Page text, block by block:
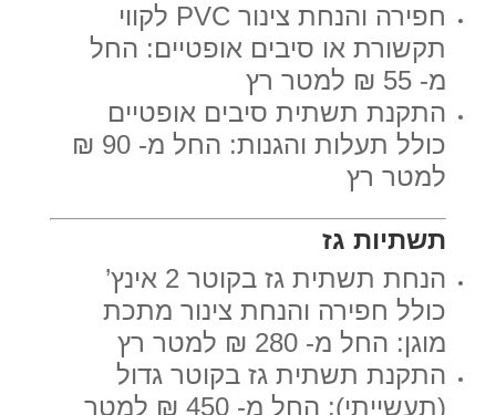
חפירה והנחת צינור PVC לקווי
תקשורת או סיבים אופטיים: החל
מ- 55 ₪ למטר רץ
התקנת תשתית סיבים אופטיים
כולל תעלות והגנות: החל מ- 90 ₪
למטר רץ
תשתיות גז
הנחת תשתית גז בקוטר 2 אינץ’
כולל חפירה והנחת צינור מתכת
מוגן: החל מ- 280 ₪ למטר רץ
התקנת תשתית גז בקוטר גדול
(תעשייתי): החל מ- 450 ₪ למטר